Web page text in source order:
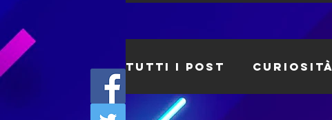
Tutti i post Curiosità